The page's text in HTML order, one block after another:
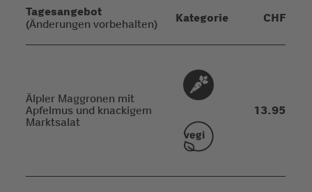
Tagesangebot
(Änderungen vorbehalten) Kategorie CHF
Älpler Maggronen mit
Apfelmus und knackigem
Marktsalat
13.95